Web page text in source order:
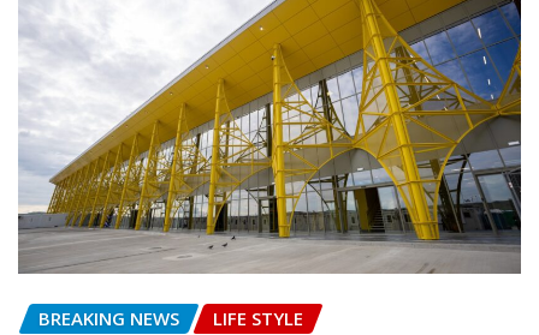
BREAKING NEWS LIFE STYLE